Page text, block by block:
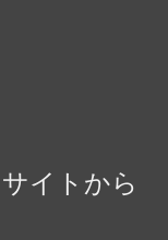
イトから